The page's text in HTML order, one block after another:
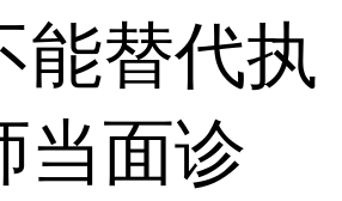
能替代执
当面诊